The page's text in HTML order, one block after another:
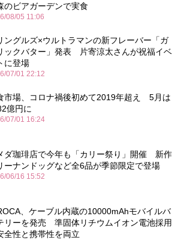
のビアガーデンで実食
08/05 11:06
ングルズ×ウルトラマンの新フレーバー「ガ
ックバター」発表 片寄涼太さんが祝福イベ
に登場
07/01 22:12
市場、コロナ禍後初めて2019年超え 5月は
億円に
07/01 16:24
ダ珈琲店で今年も「カリー祭り」開催 新作
ーナンドッグなど全6品が季節限定で登場
06/16 15:52
、ケーブル内蔵の10000mAhモバイルバ
リーを発売 準固体リチウムイオン電池採用
全性と携帯性を両立